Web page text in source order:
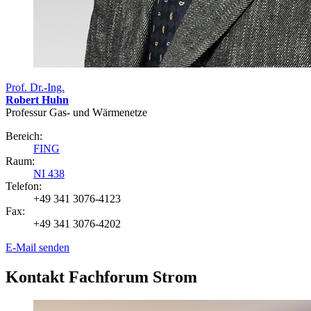
Prof. Dr.-Ing.
Robert Huhn
Professur Gas- und Wärmenetze
Bereich:
FING
Raum:
NI 438
Telefon:
+49 341 3076-4123
Fax:
+49 341 3076-4202
E-Mail senden
Kontakt Fachforum Strom